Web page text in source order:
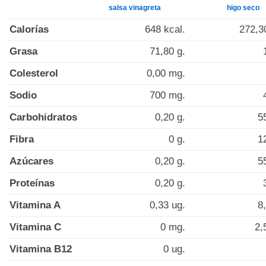
salsa vinagreta higo seco
Calorías 648 kcal.
Grasa
71,80 g.
Colesterol
0,00 mg.
Sodio
700 mg.
Carbohidratos
0,20 g.
Fibra
0 g.
Azúcares
0,20 g.
Proteínas
0,20 g.
Vitamina A
0,33 ug.
Vitamina C
0 mg.
Vitamina B12
0 ug.